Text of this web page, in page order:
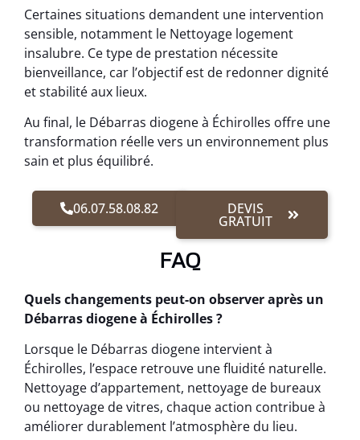
Certaines situations demandent une intervention
sensible, notamment le Nettoyage logement
insalubre. Ce type de prestation nécessite
bienveillance, car l’objectif est de redonner dignité
et stabilité aux lieux.
Au final, le Débarras diogene à Échirolles offre une
transformation réelle vers un environnement plus
sain et plus équilibré.
06.07.58.08.82 DEVIS
GRATUIT
FAQ
Quels changements peut-on observer après un
Débarras diogene à Échirolles ?
Lorsque le Débarras diogene intervient à
Échirolles, l’espace retrouve une fluidité naturelle.
Nettoyage d’appartement, nettoyage de bureaux
ou nettoyage de vitres, chaque action contribue à
améliorer durablement l’atmosphère du lieu.